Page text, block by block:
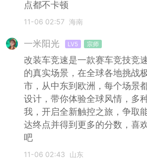
点都不卡顿
11-06 02:57 海南
一米阳光 LV5 宗师
改装车竞速是一款赛车竞技竞
的真实场景，在全球各地挑战
市，从中东到欧洲，每个场景
设计，带你体验全球风情，多
我，开启全新触控之旅，争取
达终点并得到更多的分数，喜
吧
11-06 02:43 山东